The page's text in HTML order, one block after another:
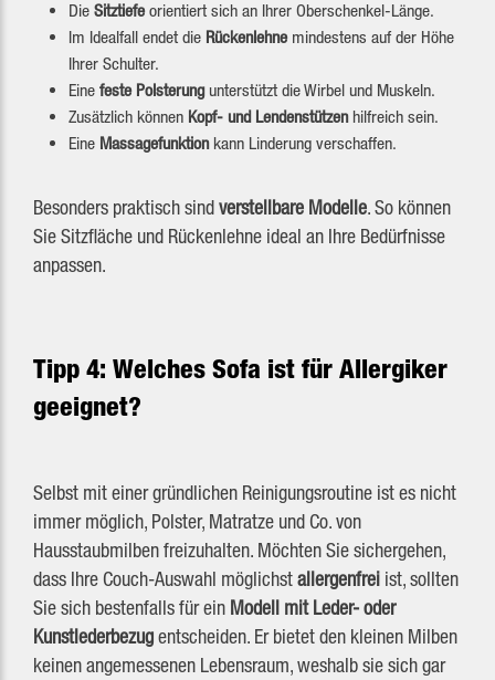
Die Sitztiefeorientiert sich an Ihrer Oberschenkel-Länge.
Im Idealfall endet die Rückenlehnemindestens auf der Höhe
Ihrer Schulter.
Eine feste Polsterungunterstützt die Wirbel und Muskeln.
Zusätzlich können Kopf- und Lendenstützenhilfreich sein.
Eine Massagefunktionkann Linderung verschaffen.
Besonders praktisch sindverstellbare Modelle. So können
Sie Sitzfläche und Rückenlehne ideal an Ihre Bedürfnisse
anpassen.
Tipp 4: Welches Sofa ist für Allergiker
geeignet?
Selbst mit einer gründlichen Reinigungsroutine ist es nicht
immer möglich, Polster, Matratze und Co. von
Hausstaubmilben freizuhalten. Möchten Sie sichergehen,
dass Ihre Couch-Auswahl möglichstallergenfrei ist, sollten
Sie sich bestenfalls für ein Modell mit Leder- oder
Kunstlederbezugentscheiden. Er bietet den kleinen Milben
keinen angemessenen Lebensraum, weshalb sie sich gar